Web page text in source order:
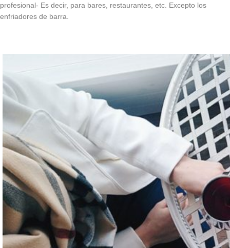
profesional- Es decir, para bares, restaurantes, etc. Excepto los
enfriadores de barra.